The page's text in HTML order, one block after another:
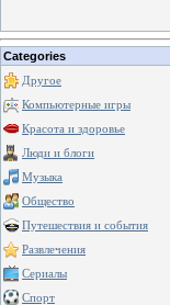
Categories
Другое
Компьютерные игры
Красота и здоровье
Люди и блоги
Музыка
Общество
Путешествия и события
Развлечения
Сериалы
Спорт